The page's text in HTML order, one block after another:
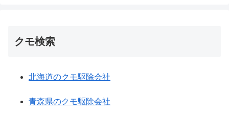
クモ検索
北海道のクモ駆除会社
青森県のクモ駆除会社